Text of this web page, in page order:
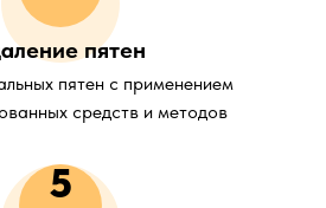
пятен
пятен с применением
средств и методов
5